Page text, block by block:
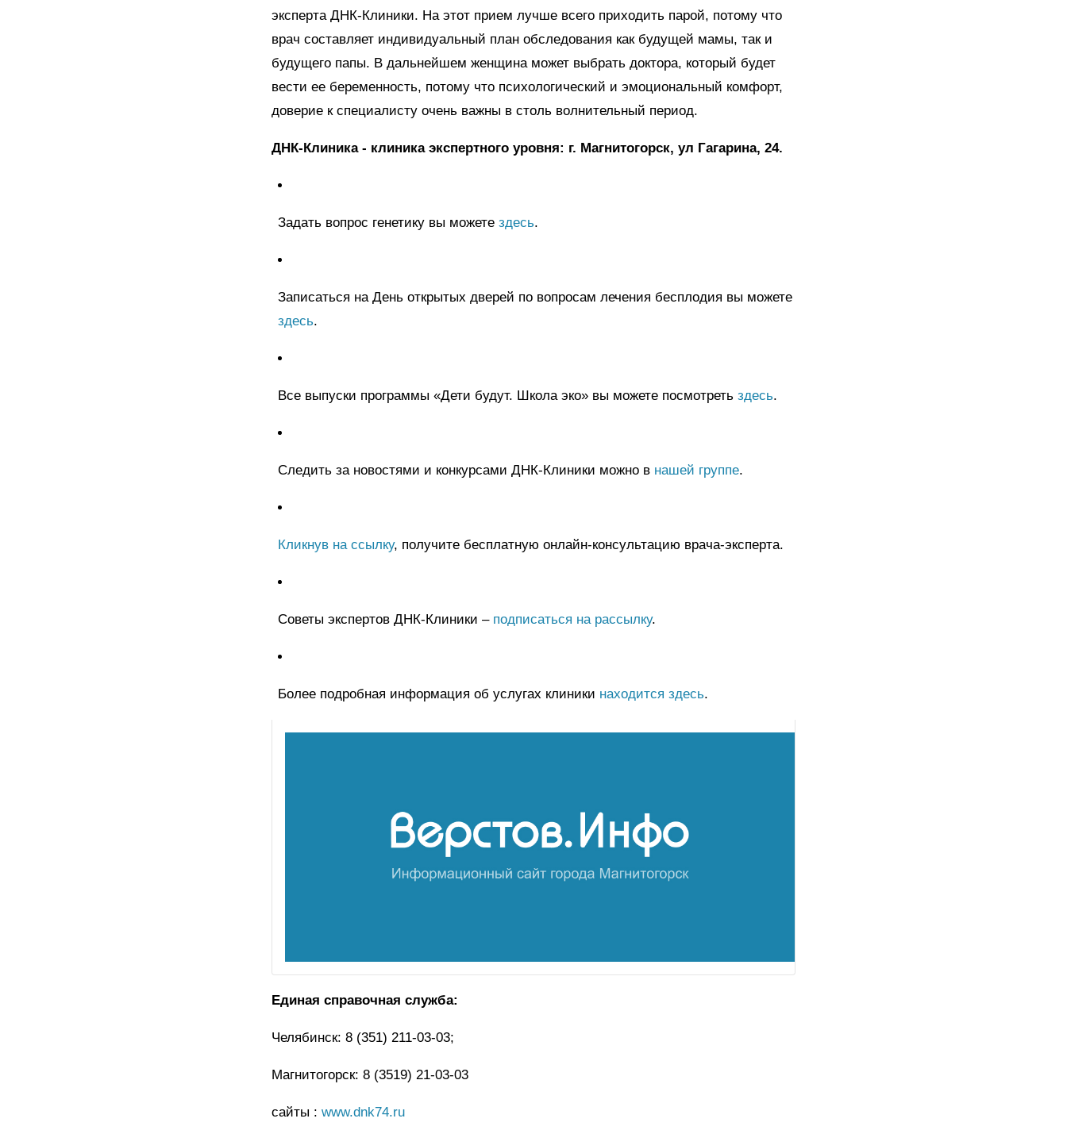
эксперта ДНК-Клиники. На этот прием лучше всего приходить парой, потому что
врач составляет индивидуальный план обследования как будущей мамы, так и
будущего папы. В дальнейшем женщина может выбрать доктора, который будет
вести ее беременность, потому что психологический и эмоциональный комфорт,
доверие к специалисту очень важны в столь волнительный период.
ДНК-Клиника - клиника экспертного уровня: г. Магнитогорск, ул Гагарина, 24.
Задать вопрос генетику вы можете здесь.
Записаться на День открытых дверей по вопросам лечения бесплодия вы можете
здесь.
Все выпуски программы «Дети будут. Школа эко» вы можете посмотреть здесь.
Следить за новостями и конкурсами ДНК-Клиники можно в нашей группе.
Кликнув на ссылку, получите бесплатную онлайн-консультацию врача-эксперта.
Советы экспертов ДНК-Клиники – подписаться на рассылку.
Более подробная информация об услугах клиники находится здесь.
Единая справочная служба:
Челябинск: 8 (351) 211-03-03;
Магнитогорск: 8 (3519) 21-03-03
сайты : www.dnk74.ru